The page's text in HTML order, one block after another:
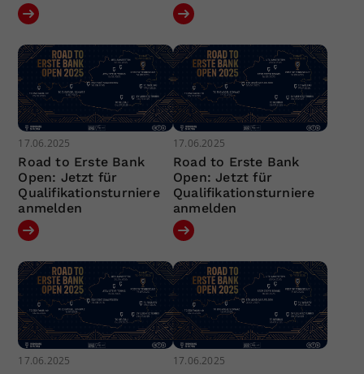
17.06.2025
Road to Erste Bank
Open: Jetzt für
Qualifikationsturniere
anmelden
17.06.2025
Road to Erste Bank
Open: Jetzt für
Qualifikationsturniere
anmelden
17.06.2025 17.06.2025